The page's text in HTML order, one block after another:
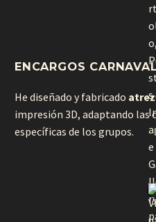
ENCARGOS
He diseñado y fabricado
impresión 3D, adaptando las
específicas de los grupos.